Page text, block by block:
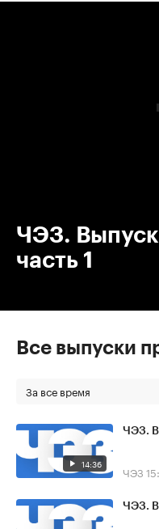
ЧЭЗ.
часть 1
Все выпуски
За все время
14:36
ЧЭЗ.
ЧЭЗ
ЧЭЗ.